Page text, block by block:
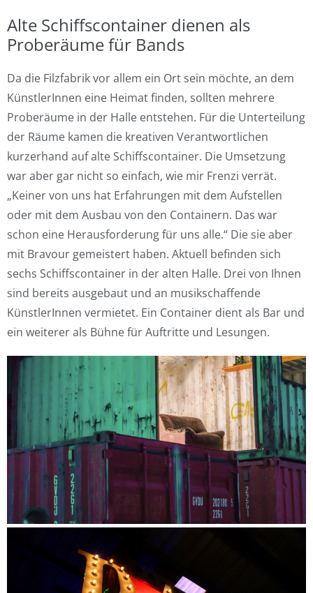
Alte Schiffscontainer dienen als
Proberäume für Bands
Da die Filzfabrik vor allem ein Ort sein möchte, an dem
KünstlerInnen eine Heimat finden, sollten mehrere
Proberäume in der Halle entstehen. Für die Unterteilung
der Räume kamen die kreativen Verantwortlichen
kurzerhand auf alte Schiffscontainer. Die Umsetzung
war aber gar nicht so einfach, wie mir Frenzi verrät.
„Keiner von uns hat Erfahrungen mit dem Aufstellen
oder mit dem Ausbau von den Containern. Das war
schon eine Herausforderung für uns alle.“ Die sie aber
mit Bravour gemeistert haben. Aktuell befinden sich
sechs Schiffscontainer in der alten Halle. Drei von Ihnen
sind bereits ausgebaut und an musikschaffende
KünstlerInnen vermietet. Ein Container dient als Bar und
ein weiterer als Bühne für Auftritte und Lesungen.